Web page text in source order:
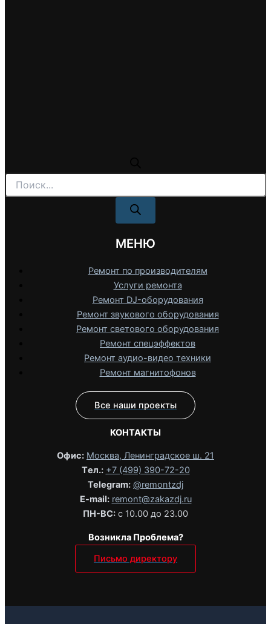
Поиск
товаров
МЕНЮ
Ремонт по производителям
Услуги ремонта
Ремонт DJ-оборудования
Ремонт звукового оборудования
Ремонт светового оборудования
Ремонт спецэффектов
Ремонт аудио-видео техники
Ремонт магнитофонов
Все наши проекты
КОНТАКТЫ
Офис: Москва, Ленинградское ш. 21
Tел.: +7 (499) 390-72-20
Telegram: @remontzdj‬
E-mail: remont@zakazdj.ru
ПН-ВС: с 10.00 до 23.00
Возникла Проблема?
Письмо директору